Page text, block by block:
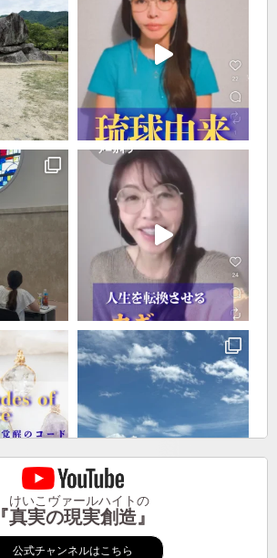
けいこヴァールハイトの
『真実の現実創造』
公式チャンネルはこちら